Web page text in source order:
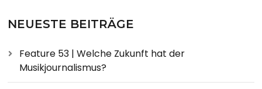
NEUESTE BEITRÄGE
Feature 53 | Welche Zukunft hat der
Musikjournalismus?